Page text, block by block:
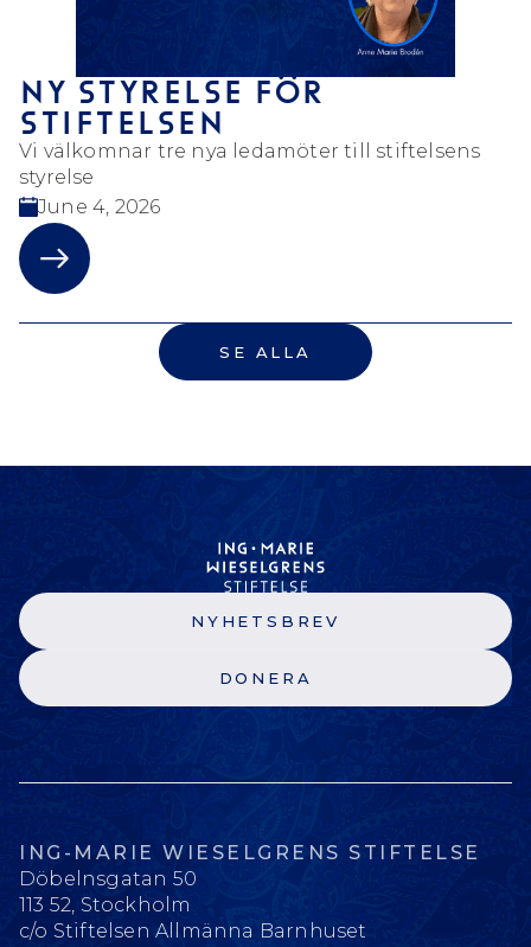
NY STYRELSE FÖR
STIFTELSEN
Vi välkomnar tre nya ledamöter till stiftelsens
styrelse
June 4, 2026
SE ALLA
NYHETSBREV
DONERA
ING-MARIE WIESELGRENS STIFTELSE
Döbelnsgatan 50
113 52, Stockholm
c/o Stiftelsen Allmänna Barnhuset